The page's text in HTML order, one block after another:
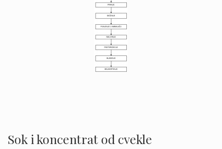
Sok i koncentrat od cvekle